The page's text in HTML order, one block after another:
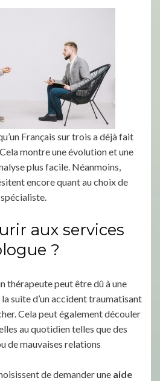
Français sur trois a déjà fait
montre une évolution et une
plus facile. Néanmoins,
encore quant au choix de
aux services
?
thérapeute peut être dû à une
suite d’un accident traumatisant
Cela peut également découler
au quotidien telles que des
de mauvaises relations
de demander une aide